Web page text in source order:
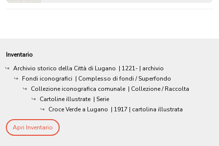
Inventario
Archivio storico della Città di Lugano | 1221- | archivio
Fondi iconografici | Complesso di fondi / Superfondo
Collezione iconografica comunale | Collezione / Raccolta
Cartoline illustrate | Serie
Croce Verde a Lugano | 1917 | cartolina illustrata
Apri Inventario